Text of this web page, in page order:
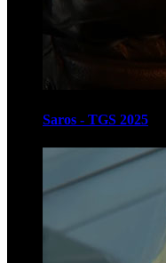
Saros - TGS 2025